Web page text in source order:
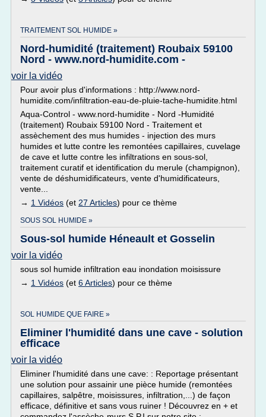
TRAITEMENT SOL HUMIDE »
Nord-humidité (traitement) Roubaix 59100
Nord - www.nord-humidite.com -
voir la vidéo
Pour avoir plus d'informations : http://www.nord-
humidite.com/infiltration-eau-de-pluie-tache-humidite.html
Aqua-Control - www.nord-humidite - Nord -Humidité
(traitement) Roubaix 59100 Nord - Traitement et
assèchement des mus humides - injection des murs
humides et lutte contre les remontées capillaires, cuvelage
de cave et lutte contre les infiltrations en sous-sol,
traitement curatif et identification du merule (champignon),
vente de déshumidificateurs, vente d'humidificateurs,
vente...
→ 1 Vidéos (et 27 Articles) pour ce thème
SOUS SOL HUMIDE »
Sous-sol humide Héneault et Gosselin
voir la vidéo
sous sol humide infiltration eau inondation moisissure
→ 1 Vidéos (et 6 Articles) pour ce thème
SOL HUMIDE QUE FAIRE »
Eliminer l'humidité dans une cave - solution
efficace
voir la vidéo
Eliminer l'humidité dans une cave: : Reportage présentant
une solution pour assainir une pièce humide (remontées
capillaires, salpêtre, moisissures, infiltration,...) de façon
efficace, définitive et sans vous ruiner ! Découvrez en + et